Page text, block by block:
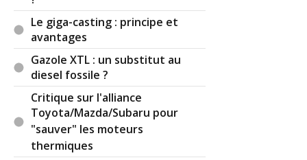
Le giga-casting : principe et
avantages
Gazole XTL : un substitut au
diesel fossile ?
Critique sur l'alliance
Toyota/Mazda/Subaru pour
"sauver" les moteurs
thermiques